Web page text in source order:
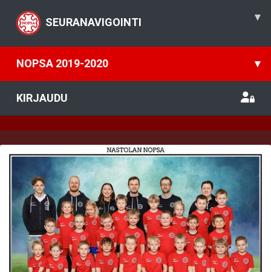
SEURANAVIGOINTI ▾
NOPSA 2019-2020 ▾
KIRJAUDU